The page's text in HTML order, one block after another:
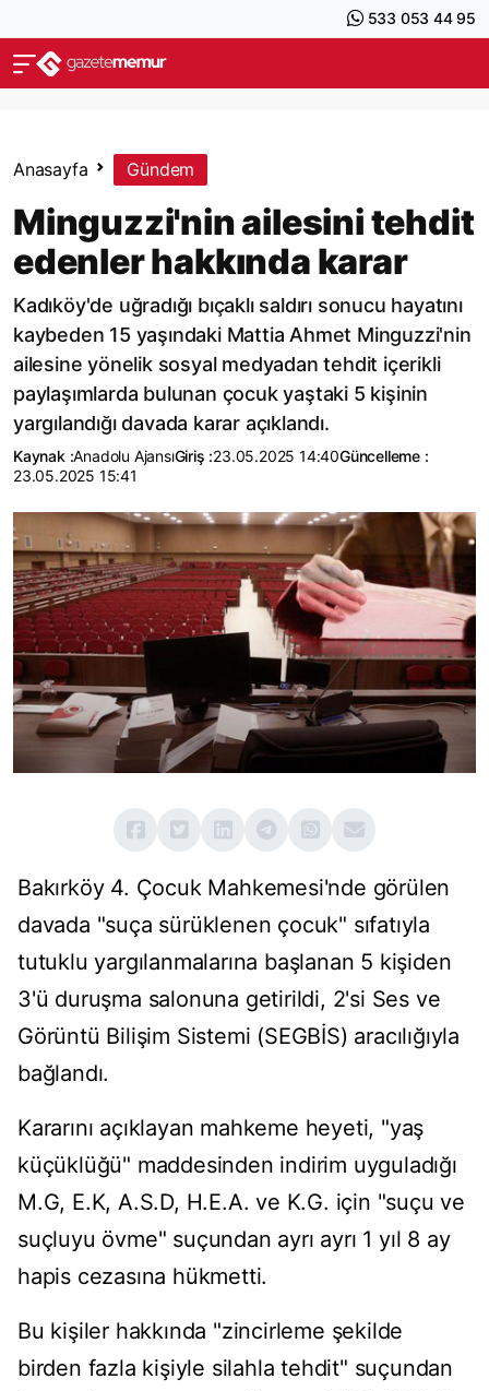
533 053 44 95
Anasayfa Gündem
Minguzzi'nin ailesini tehdit
edenler hakkında karar
Kadıköy'de uğradığı bıçaklı saldırı sonucu hayatını
kaybeden 15 yaşındaki Mattia Ahmet Minguzzi'nin
ailesine yönelik sosyal medyadan tehdit içerikli
paylaşımlarda bulunan çocuk yaştaki 5 kişinin
yargılandığı davada karar açıklandı.
Kaynak :Anadolu AjansıGiriş :23.05.2025 14:40Güncelleme :
23.05.2025 15:41
Bakırköy 4. Çocuk Mahkemesi'nde görülen
davada "suça sürüklenen çocuk" sıfatıyla
tutuklu yargılanmalarına başlanan 5 kişiden
3'ü duruşma salonuna getirildi, 2'si Ses ve
Görüntü Bilişim Sistemi (SEGBİS) aracılığıyla
bağlandı.
Kararını açıklayan mahkeme heyeti, "yaş
küçüklüğü" maddesinden indirim uyguladığı
M.G, E.K, A.S.D, H.E.A. ve K.G. için "suçu ve
suçluyu övme" suçundan ayrı ayrı 1 yıl 8 ay
hapis cezasına hükmetti.
Bu kişiler hakkında "zincirleme şekilde
birden fazla kişiyle silahla tehdit" suçundan